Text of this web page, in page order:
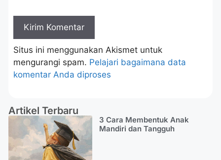
Situs ini menggunakan Akismet untuk
mengurangi spam. Pelajari bagaimana data
komentar Anda diproses
Artikel Terbaru
3 Cara Membentuk Anak
Mandiri dan Tangguh